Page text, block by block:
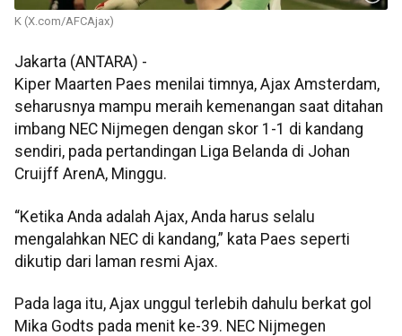
K (X.com/AFCAjax)
Jakarta (ANTARA) -
Kiper Maarten Paes menilai timnya, Ajax Amsterdam,
seharusnya mampu meraih kemenangan saat ditahan
imbang NEC Nijmegen dengan skor 1-1 di kandang
sendiri, pada pertandingan Liga Belanda di Johan
Cruijff ArenA, Minggu.
“Ketika Anda adalah Ajax, Anda harus selalu
mengalahkan NEC di kandang,” kata Paes seperti
dikutip dari laman resmi Ajax.
Pada laga itu, Ajax unggul terlebih dahulu berkat gol
Mika Godts pada menit ke-39. NEC Nijmegen